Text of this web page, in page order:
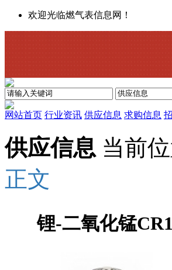
欢迎光临燃气表信息网！
网站首页 行业资讯 供应信息 求购信息
供应信息 当前
正文
锂-二氧化锰